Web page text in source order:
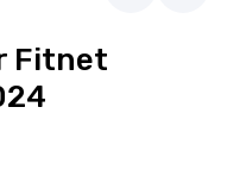
Fitnet